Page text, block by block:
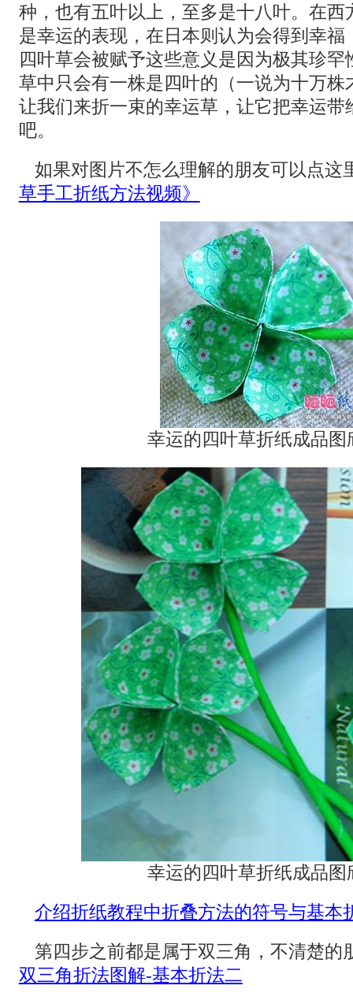
种，也有五叶以上，至多是十八叶。在西
是幸运的表现，在日本则认为会得到幸福
四叶草会被赋予这些意义是因为极其珍
草中只会有一株是四叶的（一说为十万株
让我们来折一束的幸运草，让它把幸运带
吧。
如果对图片不怎么理解的朋友可以点这
草手工折纸方法视频》
幸运的四叶草折纸成品图
幸运的四叶草折纸成品图
介绍折纸教程中折叠方法的符号与基本
第四步之前都是属于双三角，不清楚的
双三角折法图解-基本折法二